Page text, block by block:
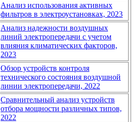
Анализ использования активных
фильтров в электроустановках, 2023
Анализ надежности воздушных
линий электропередачи с учетом
влияния климатических факторов,
2023
Обзор устройств контроля
технического состояния воздушной
линии электропередачи, 2022
Сравнительный анализ устройств
отбора мощности различных типов,
2022